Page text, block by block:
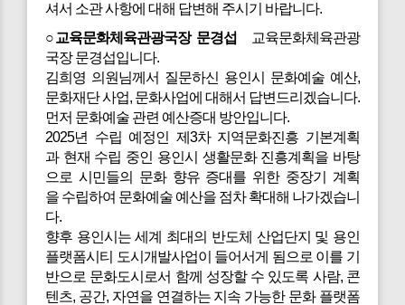
셔서 소관 사항에 대해 답변해 주시기 바랍니다.
○교육문화체육관광국장 문경섭
교육문화체육관광
국장 문경섭입니다.
김희영 의원님께서 질문하신 용인시 문화예술 예산,
문화재단 사업, 문화사업에 대해서 답변드리겠습니다.
먼저 문화예술 관련 예산증대 방안입니다.
2025년 수립 예정인 제3차 지역문화진흥 기본계획
과 현재 수립 중인 용인시 생활문화 진흥계획을 바탕
으로 시민들의 문화 향유 증대를 위한 중장기 계획
을 수립하여 문화예술 예산을 점차 확대해 나가겠습니
다.
향후 용인시는 세계 최대의 반도체 산업단지 및 용인
플랫폼시티 도시개발사업이 들어서게 됨으로 이를 기
반으로 문화도시로서 함께 성장할 수 있도록 사람, 콘
텐츠, 공간, 자연을 연결하는 지속 가능한 문화 플랫폼